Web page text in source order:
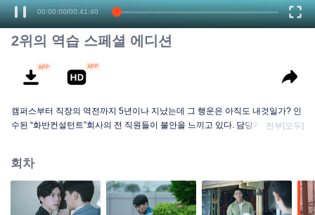
00:00:00/00:41:40
2위의 역습 스페셜 에디션
캠퍼스부터 직장의 역전까지 5년이나 지났는데 그 행운은 아직도 내것일가? 인
수된 “화반컨설턴트”회사의 전 직원들이 불안을 느끼고 있다. 담당자가 큰 인사
는 여유 넘치는 가오스더를 노여보았다. 5년 동안 소년은 남자로 성장하였고 저
우수이도 어린 시절의 감정을 알아차리고 드디어 이 마음을 포기하기로 한다.
하지만 5년 후, 원수는 외나무다리에서 만난다더니 가오스더가 자신이 인수할
회사의 사장님일 줄이야. 매정하고 양심도 없는 그놈에게 버림받은 만년 2위는
전부[모두]
회차